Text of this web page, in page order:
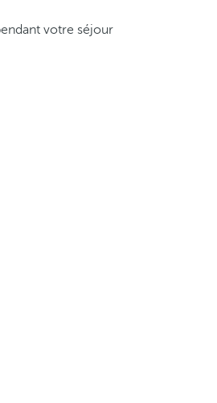
votre séjour